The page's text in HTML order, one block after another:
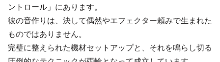
ントロール」にあります。
彼の音作りは、決して偶然やエフェクター頼みで生まれた
ものではありません。
完璧に整えられた機材セットアップと、それを鳴らし切る